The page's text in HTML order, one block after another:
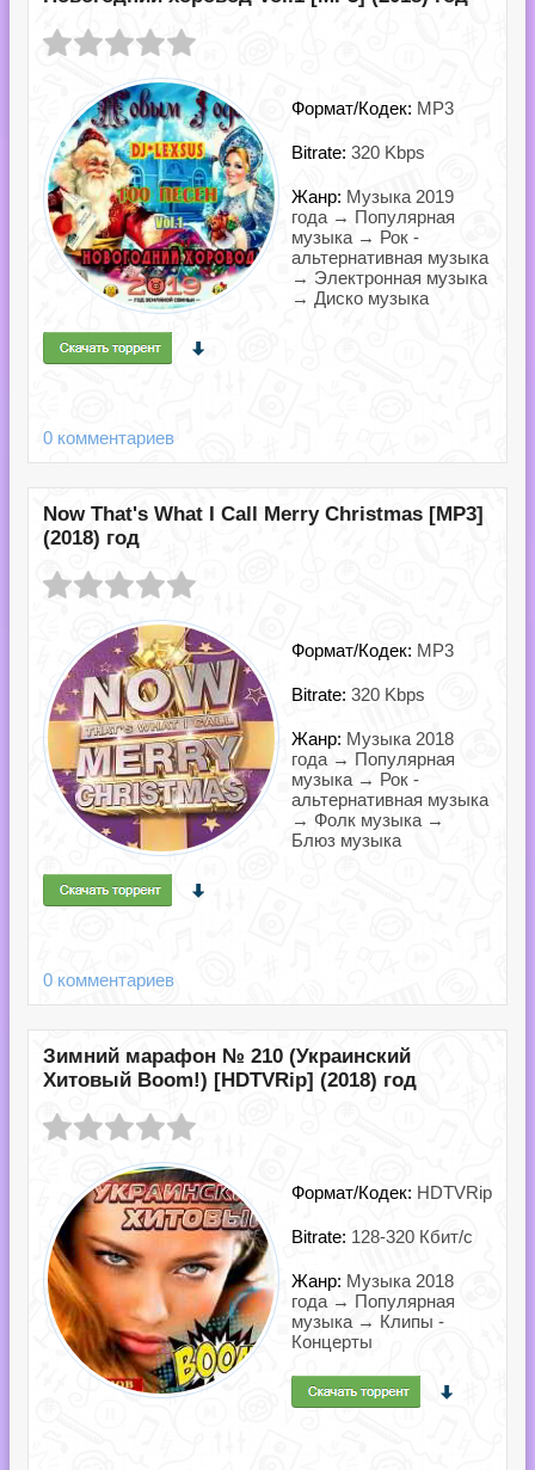
Формат/Кодек: MP3
Bitrate: 320 Kbps
Жанр: Музыка 2019
года → Популярная
музыка → Рок -
альтернативная музыка
→ Электронная музыка
→ Диско музыка
0 комментариев
Now That's What I Call Merry Christmas [MP3]
(2018) год
Формат/Кодек: MP3
Bitrate: 320 Kbps
Жанр: Музыка 2018
года → Популярная
музыка → Рок -
альтернативная музыка
→ Фолк музыка →
Блюз музыка
0 комментариев
Зимний марафон № 210 (Украинский
Хитовый Boom!) [HDTVRip] (2018) год
Формат/Кодек: HDTVRip
Bitrate: 128-320 Кбит/с
Жанр: Музыка 2018
года → Популярная
музыка → Клипы -
Концерты